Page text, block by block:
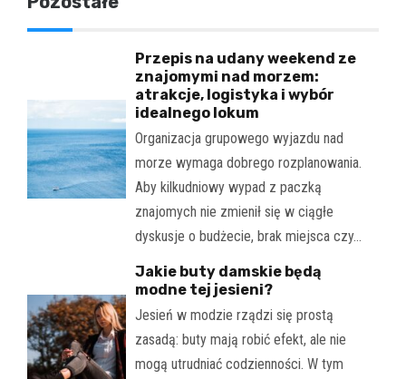
Przepis na udany weekend ze
znajomymi nad morzem:
atrakcje, logistyka i wybór
idealnego lokum
Organizacja grupowego wyjazdu nad
morze wymaga dobrego rozplanowania.
Aby kilkudniowy wypad z paczką
znajomych nie zmienił się w ciągłe
dyskusje o budżecie, brak miejsca czy…
Jakie buty damskie będą
modne tej jesieni?
Jesień w modzie rządzi się prostą
zasadą: buty mają robić efekt, ale nie
mogą utrudniać codzienności. W tym